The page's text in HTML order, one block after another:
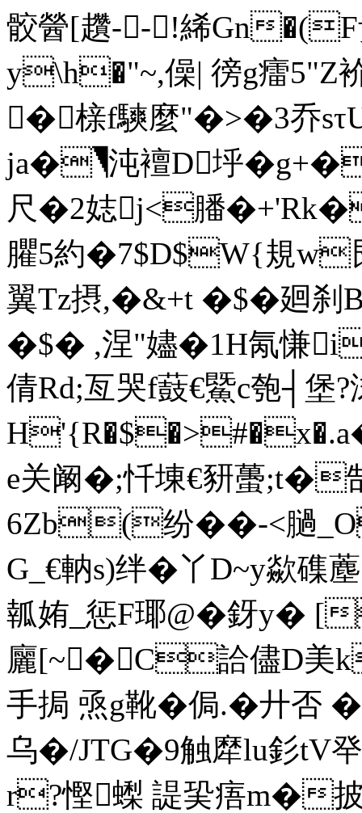
骹醟[趲--!絺Gn
y\h�"~,僺| 徬g癗5"Z衸
�榇f騻麼"�>�3乔
ja�◥沌襢D垀
尺�2娡j<膰
臞5約�7$D$W{規w
翼Tz摂,�&+t �$�
�$� ,涅"嬧�1H氝慊
倩Rd;亙哭f薣€鱀c匏┤堡?
e关阚�;忏埬€豜蠆
6Zb(纷��-<膼
G_€軜s)绊�丫D~y歘磼
瓡姷_惩F瑘@�釾y�
廲[~�C詥儘D美
手挶 焏g靴� 侷.�廾否
乌�/JTG�9触犘lu釤tV
r?慳蟍 諟巬痦m�披'